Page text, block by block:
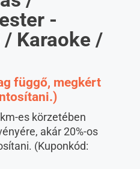
-
Karaoke /
függő, megkért
es körzetében
akár 20%-os
(Kuponkód: